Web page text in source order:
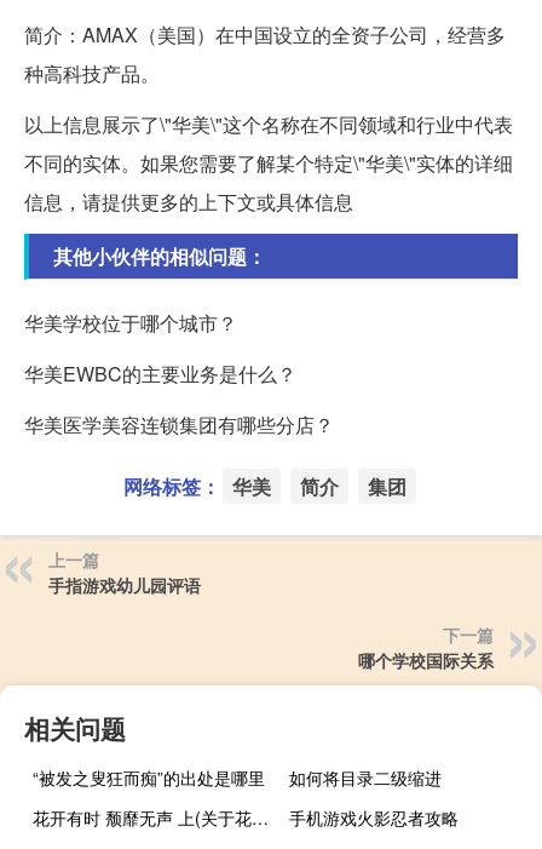
简介：AMAX（美国）在中国设立的全资子公司，经营多
种高科技产品。
以上信息展示了\"华美\"这个名称在不同领域和行业中代表
不同的实体。如果您需要了解某个特定\"华美\"实体的详细
信息，请提供更多的上下文或具体信息
其他小伙伴的相似问题：
华美学校位于哪个城市？
华美EWBC的主要业务是什么？
华美医学美容连锁集团有哪些分店？
网络标签： 华美 简介 集团
上一篇
手指游戏幼儿园评语
下一篇
哪个学校国际关系
相关问题
“被发之叟狂而痴”的出处是哪里
如何将目录二级缩进
花开有时 颓靡无声 上(关于花开有时 颓靡无声 上简述)
手机游戏火影忍者攻略